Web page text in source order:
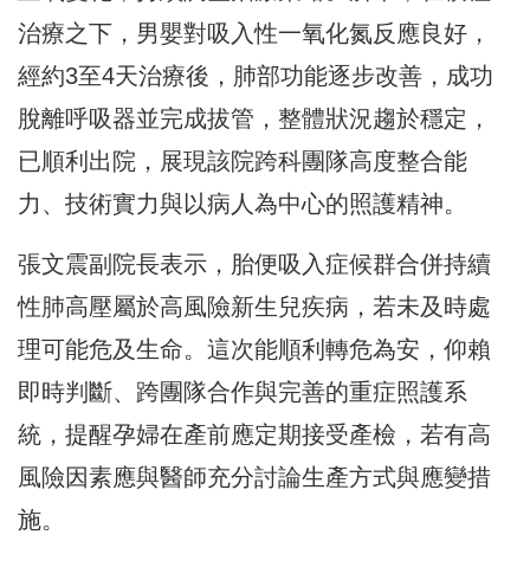
治療之下，男嬰對吸入性一氧化氮反應良好，
經約3至4天治療後，肺部功能逐步改善， 成功
脫離呼吸器並完成拔管，整體狀況趨於穩定，
已順利出院， 展現該院跨科團隊高度整合能
力、 技術實力與以病人為中心的照護精神。
張文震副院長表示， 胎便吸入症候群合併持續
性肺高壓屬於高風險新生兒疾病， 若未及時處
理可能危及生命。這次能順利轉危為安，仰賴
即時判斷、 跨團隊合作與完善的重症照護系
統， 提醒孕婦在產前應定期接受產檢， 若有高
風險因素應與醫師充分討論生產方式與應變措
施。